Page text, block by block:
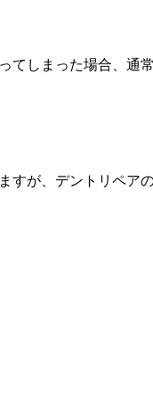
しまった場合、通
が、デントリペア